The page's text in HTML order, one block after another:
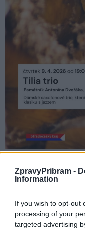
ZpravyPribram -
Information
If you wish to opt-out
processing of your
targeted advertising
Komentáře
TAGY Ester Kočičková